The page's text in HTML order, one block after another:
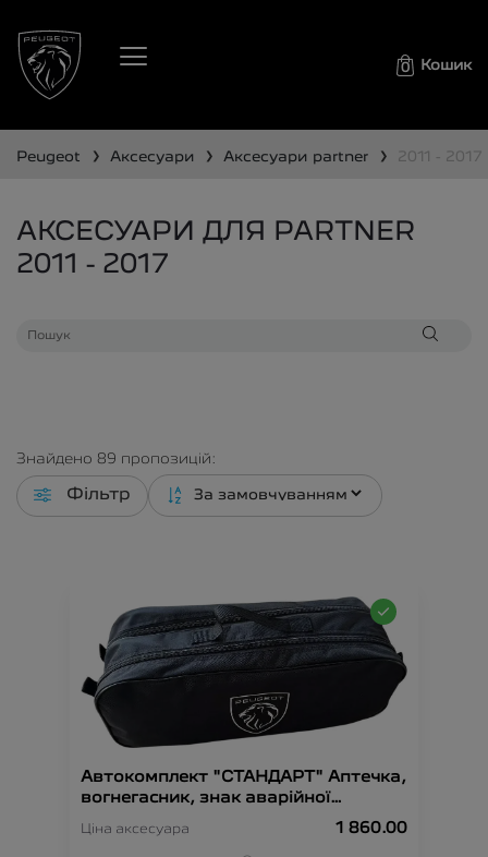
0 Кошик
peugeot ❯ аксесуари ❯ аксесуари partner ❯ 2011 - 2017
АКСЕСУАРИ ДЛЯ PARTNER
2011 - 2017
Знайдено 89 пропозицій:
Фільтр
Автокомплект "СТАНДАРТ" Аптечка,
вогнегасник, знак аварійної
органайзер, трос-буксир, жилет
Ціна аксесуара 1 860.00